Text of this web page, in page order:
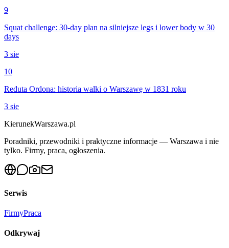
9
Squat challenge: 30-day plan na silniejsze legs i lower body w 30
days
3 sie
10
Reduta Ordona: historia walki o Warszawę w 1831 roku
3 sie
KierunekWarszawa.pl
Poradniki, przewodniki i praktyczne informacje — Warszawa i nie
tylko. Firmy, praca, ogłoszenia.
Serwis
FirmyPraca
Odkrywaj